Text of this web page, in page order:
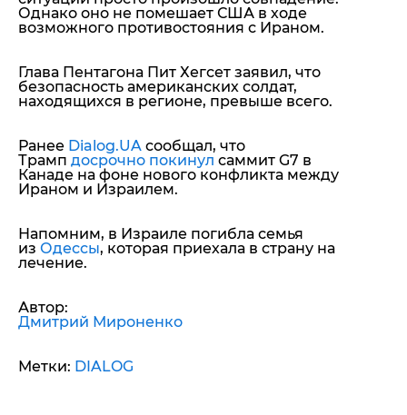
Однако оно не помешает США в ходе
возможного противостояния с Ираном.
Глава Пентагона Пит Хегсет заявил, что
безопасность американских солдат,
находящихся в регионе, превыше всего.
Ранее Dialog.UA сообщал, что
Трамп досрочно покинул саммит G7 в
Канаде на фоне нового конфликта между
Ираном и Израилем.
Напомним, в Израиле погибла семья
из Одессы, которая приехала в страну на
лечение.
Автор:
Дмитрий Мироненко
Метки: DIALOG